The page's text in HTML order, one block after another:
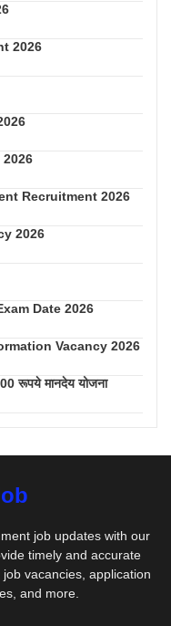
2026
2026
Recruitment 2026
2026
Date 2026
Vacancy 2026
रूपये मानदेय योजना
job updates with our
timely and accurate
vacancies, application
and more.